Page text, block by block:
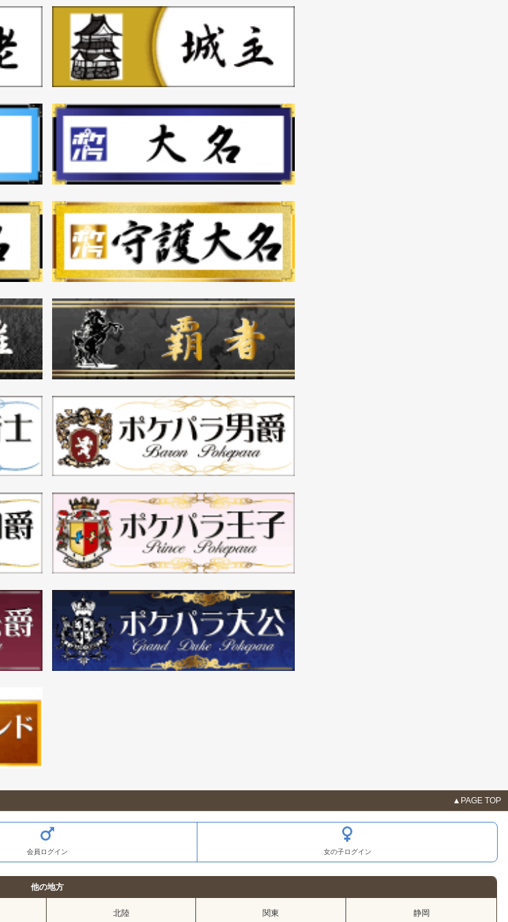
▲PAGE TOP
会員ログイン 女の子ログイン
他の地方
北陸 関東 静岡